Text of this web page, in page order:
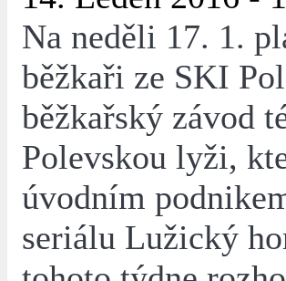
Na neděli 17. 1.
běžkaři ze SKI
běžkařský závod
Polevskou lyži,
úvodním
seriálu Lužický